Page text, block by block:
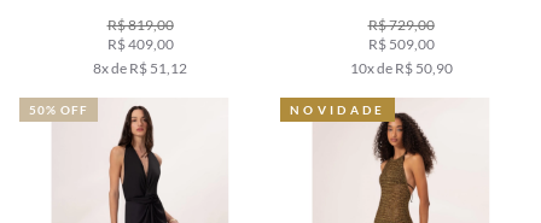
R$ 819,00
R$ 409,00
8x de R$ 51,12
R$ 729,00
R$ 509,00
10x de R$ 50,90
50% OFF NOVIDADE